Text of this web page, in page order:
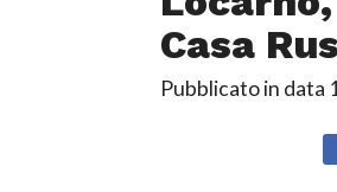
Casa
Pubblicato in data